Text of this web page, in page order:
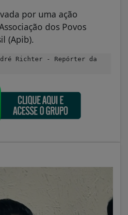
por uma ação
dos Povos
(Apib).
Richter - Repórter da